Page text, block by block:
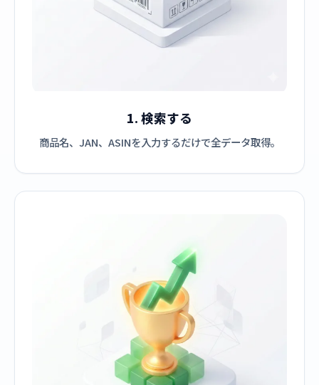
1. 検索する
商品名、JAN、ASINを入力するだけで全データ取得。